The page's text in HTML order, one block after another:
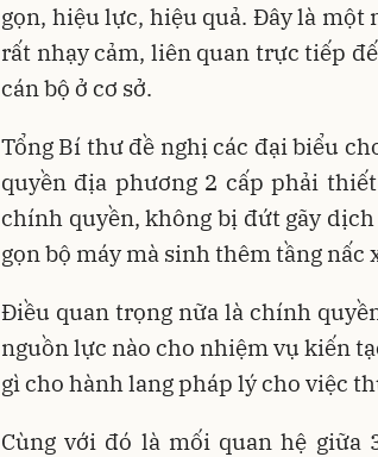
gọn, hiệu lực, hiệu quả. Đây là
rất nhạy cảm, liên quan trực tiếp
cán bộ ở cơ sở.
Tổng Bí thư đề nghị các đại biểu
quyền địa phương 2 cấp phải
chính quyền, không bị đứt gãy
gọn bộ máy mà sinh thêm tầng nấc
Điều quan trọng nữa là chính
nguồn lực nào cho nhiệm vụ kiến
gì cho hành lang pháp lý cho việc
Cùng với đó là mối quan hệ giữa